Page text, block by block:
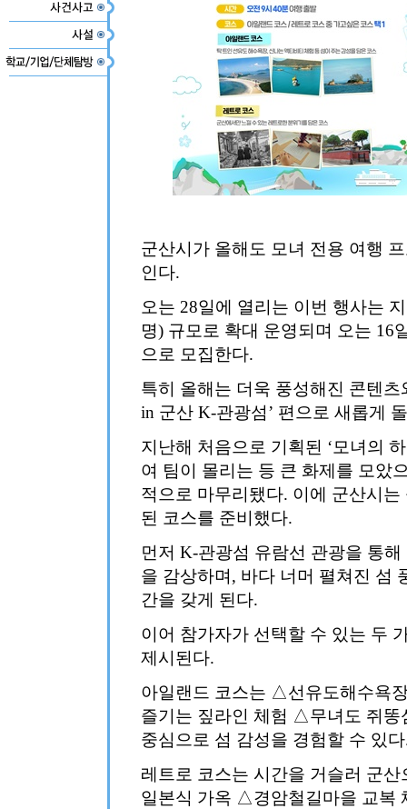
군산시가 올해도 모녀 전용 여행
인다.
오는 28일에 열리는 이번 행사는
명) 규모로 확대 운영되며 오는 16
으로 모집한다.
특히 올해는 더욱 풍성해진 콘텐
in 군산 K-관광섬’ 편으로 새롭게
지난해 처음으로 기획된 ‘모녀의
여 팀이 몰리는 등 큰 화제를 모았
적으로 마무리됐다. 이에 군산시
된 코스를 준비했다.
먼저 K-관광섬 유람선 관광을 통
을 감상하며, 바다 너머 펼쳐진 섬
간을 갖게 된다.
이어 참가자가 선택할 수 있는 두
제시된다.
아일랜드 코스는 △선유도해수욕
즐기는 짚라인 체험 △무녀도 쥐똥
중심으로 섬 감성을 경험할 수 있
레트로 코스는 시간을 거슬러 군
일본식 가옥 △경암철길마을 교복